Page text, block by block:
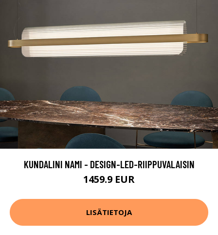
KUNDALINI NAMI - DESIGN-LED-RIIPPUVALAISIN
1459.9 EUR
LISÄTIETOJA